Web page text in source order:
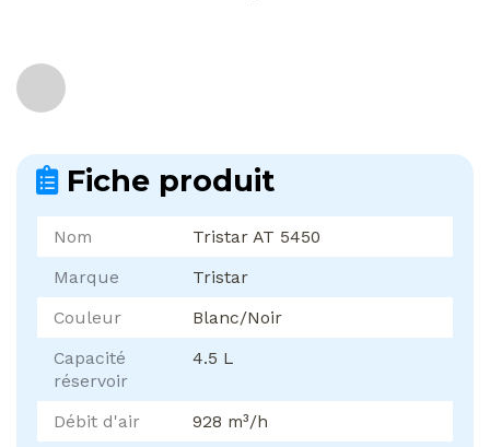
Fiche produit
Nom
Tristar AT 5450
Marque
Tristar
Couleur
Blanc/Noir
Capacité
réservoir
4.5 L
Débit d'air
928 m³/h